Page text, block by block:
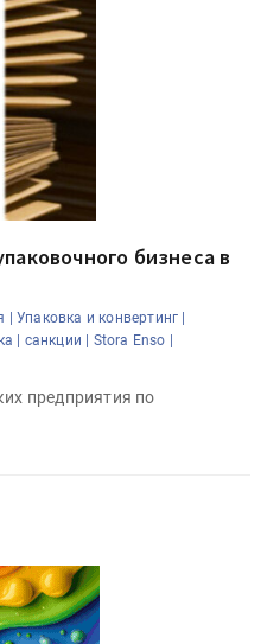
бизнеса в
Упаковка и конвертинг |
| санкции |
Stora Enso |
предприятия по
Системы